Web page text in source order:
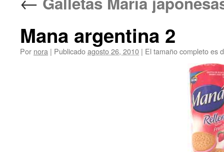
Mana argentina 2
Por nora | Publicadoagosto 26, 2010 | El tamaño completo es